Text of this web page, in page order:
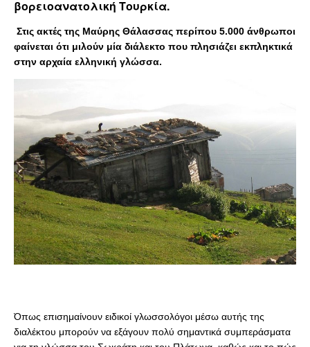
βορειοανατολική Τουρκία.
Στις ακτές της Μαύρης Θάλασσας περίπου 5.000 άνθρωποι
φαίνεται ότι μιλούν μία διάλεκτο που πλησιάζει εκπληκτικά
στην αρχαία ελληνική γλώσσα.
Όπως επισημαίνουν ειδικοί γλωσσολόγοι μέσω αυτής της
διαλέκτου μπορούν να εξάγουν πολύ σημαντικά συμπεράσματα